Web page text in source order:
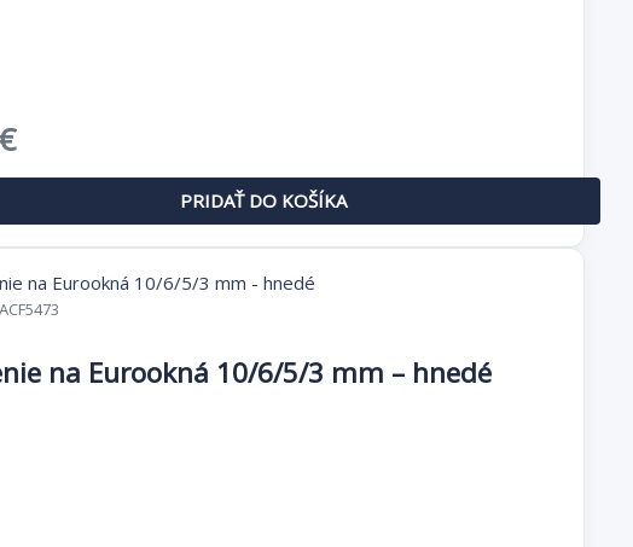
€Aktuálna
cena
je:
1,43 €.
PRIDAŤ DO KOŠÍKA
ACF5473
na Eurookná 10/6/5/3 mm – hnedé